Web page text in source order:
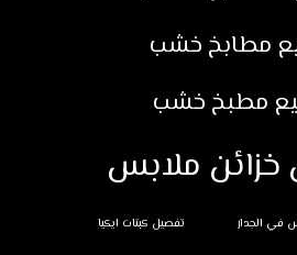
مطابخ خشب
مطبخ خشب
ملابس
في الجدار تفصيل كبتات ايكيا